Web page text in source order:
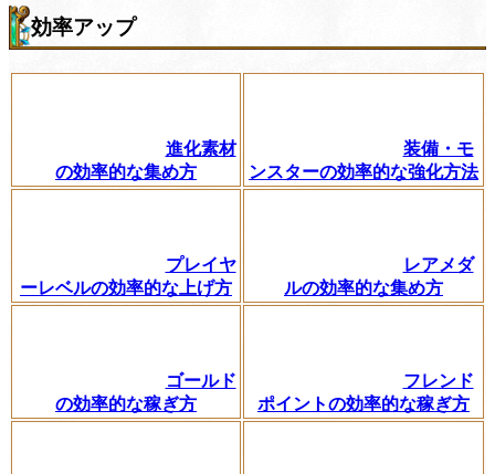
効率アップ
進化素材
の効率的な集め方
装備・モ
ンスターの効率的な強化方法
プレイヤ
ーレベルの効率的な上げ方
レアメダ
ルの効率的な集め方
ゴールド
の効率的な稼ぎ方
フレンド
ポイントの効率的な稼ぎ方